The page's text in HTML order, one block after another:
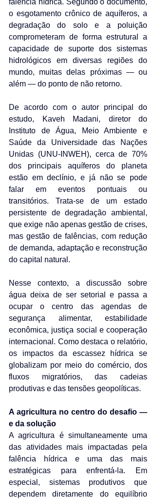
falência hídrica. Segundo o documento,
o esgotamento crônico de aquíferos, a
degradação do solo e a poluição
comprometeram de forma estrutural a
capacidade de suporte dos sistemas
hidrológicos em diversas regiões do
mundo, muitas delas próximas — ou
além — do ponto de não retorno.
De acordo com o autor principal do
estudo, Kaveh Madani, diretor do
Instituto de Água, Meio Ambiente e
Saúde da Universidade das Nações
Unidas (UNU-INWEH), cerca de 70%
dos principais aquíferos do planeta
estão em declínio, e já não se pode
falar em eventos pontuais ou
transitórios. Trata-se de um estado
persistente de degradação ambiental,
que exige não apenas gestão de crises,
mas gestão de falências, com redução
de demanda, adaptação e reconstrução
do capital natural.
Nesse contexto, a discussão sobre
água deixa de ser setorial e passa a
ocupar o centro das agendas de
segurança alimentar, estabilidade
econômica, justiça social e cooperação
internacional. Como destaca o relatório,
os impactos da escassez hídrica se
globalizam por meio do comércio, dos
fluxos migratórios, das cadeias
produtivas e das tensões geopolíticas.
A agricultura no centro do desafio —
e da solução
A agricultura é simultaneamente uma
das atividades mais impactadas pela
falência hídrica e uma das mais
estratégicas para enfrentá-la. Em
especial, sistemas produtivos que
dependem diretamente do equilíbrio